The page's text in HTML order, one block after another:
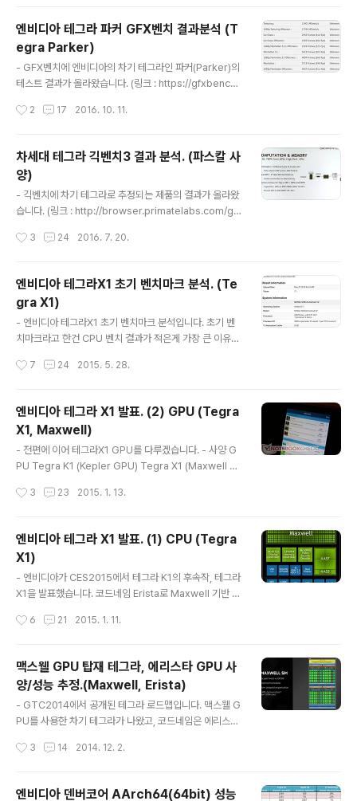
율. 전력 7.5W 이하. (TX1 대비 에너지 효율 최대 2배) M
AX-P : 최대 성능. 전력 15W 이하. (TX1 대비 성능 최대
2배) 아난드텍에 따르면 각 모드별 클럭은 아래와 같습니
다. (링크 : http://www.anandtech.com/show/..
엔비디아 테그라 파커 GFX벤치 결과분석 (T
egra Parker)
- GFX벤치에 엔비디아의 차기 테그라인 파커(Parker)의
테스트 결과가 올라왔습니다. (링크 : https://gfxbench.
qdvNKT97w) 코드네임인 파커는 스파이더맨의 그 피터
긱벤치3에서 확인된 파커 탑재 제품명입니다. CPU는 6코
어로 나옵니다. 덴버 x2 + Cortex-A57 x4 로 알려진 사
양하고 일치합니다. 시스템 정보로 보면 1.9GHz로 나옵니
다. 긱벤치3에서 2.0GHz로 나왔는데 큰 차이가 없습니
다. A57, 덴버의 클럭을 추측할 수 있으리라 기대했는데 별
9GHz로 표..
2 17 2016. 10. 11.
차세대 테그라 긱벤치3 결과 분석. (파스칼 사
양)
- 긱벤치에 차기 테그라로 추정되는 제품의 결과가 올라왔
습니다. (링크 : http://browser.primatelabs.com/ge
ww.4gamer.net/games/049/G004964/2016053
부 사양으로 소개됐습니다. 테그라 모듈입니다. 메모리 모
듈은 앞뒤로 4개있고, 이미지상 다이 크기는 약 13mm x
12.5mm = 163mm2 수준입니다. 줄여잡아도 130mm
2 이상인데 이 정도면 모바일 AP 기준으로 상당히 큰 편입
니다. 물론 이번 테그라는 모바일 시장은 거의 포기한 것으
PU : Denv..
3 24 2016. 7. 20.
엔비디아 테그라X1 초기 벤치마크 분석. (Te
gra X1)
- 엔비디아 테그라X1 초기 벤치마크 분석입니다. 초기 벤
치마크라고 한건 CPU 벤치 결과가 적은게 가장 큰 이유고,
때문입니다. 초기 결과로 보고 있기때문에 이후 결과가 갱
마이그레이션? CPU 사양은 Cortex-A57 x4 + Corte
x-A53 x4 인데 시스템 정보에서는 쿼드코어로 나오고 있
습니다. (링크 : 엔비디아 테그라 X1 발표. (1) CPU (Tegr
a X1)) 긱벤치3, GFX벤치 등에서 공통적으로 나타나는 현
상입니다. 빅코어 쿼드 + 리틀코어 쿼드 의 구성을 갖고 있
는 긱벤치3 결과를 통해서도 확인할 수 있습니다...
7 24 2015. 5. 28.
엔비디아 테그라 X1 발표. (2) GPU (Tegra
X1, Maxwell)
- 전편에 이어 테그라X1 GPU를 다루겠습니다. - 사양 G
PU Tegra K1 (Kepler GPU) Tegra X1 (Maxwell G
uency 950MHz 1GHz GFLOPs (FP32) Peak 365
s 8 16 Texel fill-rate 7.6 GTex/s 16 GTex/s Mem
ory Clock 930MHz 1600MHz Memory Bandwidt
h 14.9 GB/s 25.6 GB/s ROPs 4 16 L2 Cache size
128KB 256KB Manufaturing Process 28nm 20n
m Z-cull 256 pixels..
3 23 2015. 1. 13.
엔비디아 테그라 X1 발표. (1) CPU (Tegra
X1)
- 엔비디아가 CES2015에서 테그라 K1의 후속작, 테그라
X1을 발표했습니다. 코드네임 Erista로 Maxwell 기반 G
다. (링크 : http://international.download.nvidia.co
ocessor CPU CPU Quad 64-bit A57 cores + Qu
ad 64-bit A53 cores Cache Cortex A57 cluster:
2 MB Shared L2 Cache, 48KB /32KB (I/D) L1 Cac
he per core Cortex A53 cluster: 512KB shared
L2 Cache, 32KB/32KB (I/D..
6 21 2015. 1. 11.
맥스웰 GPU 탑재 테그라, 에리스타 GPU 사
양/성능 추정.(Maxwell, Erista)
- GTC2014에서 공개된 테그라 로드맵입니다. 맥스웰 G
PU를 사용한 차기 테그라가 나왔고, 코드네임은 에리스타
버지가 로건 Logan이니 하는 설정이 있는걸보니 마블 코
한정이었지만) 엄청난 그래픽 성능을 보여준 테그라K1과
3 14 2014. 12. 2.
엔비디아 덴버코어 AArch64(64bit) 성능